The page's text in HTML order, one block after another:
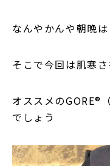
なんやかんや朝晩
そこで今回は肌寒
オススメのGORE®
でしょう